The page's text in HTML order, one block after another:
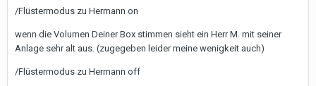
/Flüstermodus zu Hermann on
wenn die Volumen Deiner Box stimmen sieht ein Herr M. mit seiner
Anlage sehr alt aus. (zugegeben leider meine wenigkeit auch)
/Flüstermodus zu Hermann off